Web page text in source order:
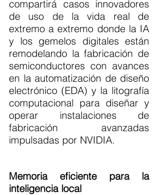
compartirá casos innovadores
de uso de la vida real de
extremo a extremo donde la IA
y los gemelos digitales están
remodelando la fabricación de
semiconductores con avances
en la automatización de diseño
electrónico (EDA) y la litografía
computacional para diseñar y
operar instalaciones de
fabricación avanzadas
impulsadas por NVIDIA.
Memoria eficiente para la
inteligencia local